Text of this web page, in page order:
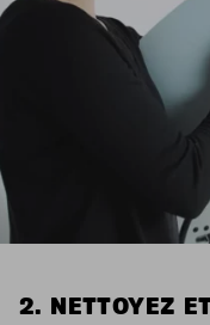
2. NETTOYEZ